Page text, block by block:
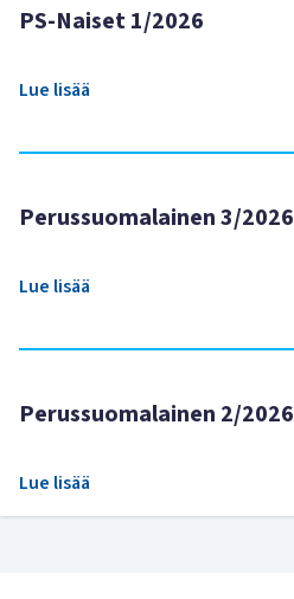
PS-Naiset 1/2026
Lue lisää
Perussuomalainen 3/2026
Lue lisää
Perussuomalainen 2/2026
Lue lisää